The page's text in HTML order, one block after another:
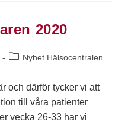
2020
Nyhet Hälsocentralen
och därför tycker vi att
till våra patienter
vecka 26-33 har vi